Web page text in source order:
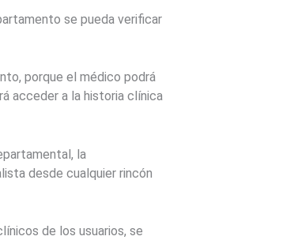
se pueda verificar
porque el médico podrá
acceder a la historia clínica
la
desde cualquier rincón
de los usuarios, se